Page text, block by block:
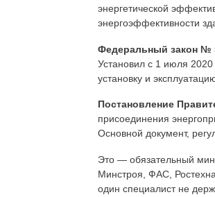
энергетической
энергоэффективности
Федеральный закон №
Установил с 1 июля 2020
установку и
Постановление
присоединения
Основной документ,
Это — обязательный
Минстроя, ФАС,
один специалист не